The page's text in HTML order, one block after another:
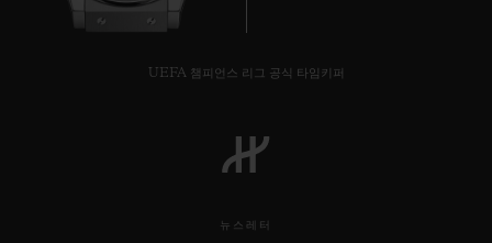
UEFA 챔피언스 리그 공식 타임키퍼
뉴스레터